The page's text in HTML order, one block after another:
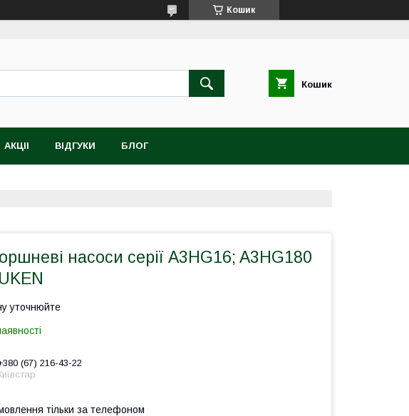
Кошик
Кошик
АКЦІІ ВІДГУКИ БЛОГ
насоси серії A3HG16; A3HG180
уточнюйте
(67) 216-43-22
тільки за телефоном